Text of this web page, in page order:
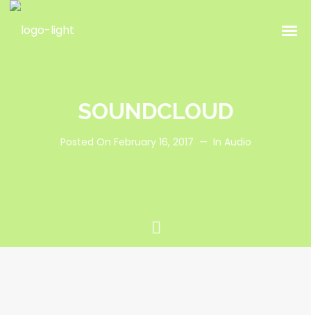
SOUNDCLOUD
Posted On February 16, 2017 In Audio